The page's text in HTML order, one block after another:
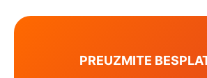
PREUZMITE